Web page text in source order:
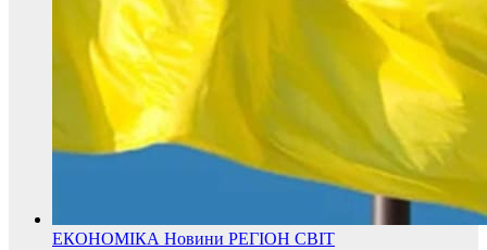
ЕКОНОМІКА Новини РЕГІОН СВІТ